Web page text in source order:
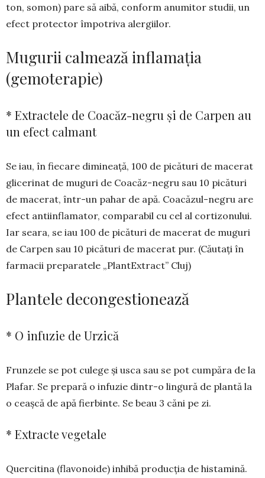
ton, somon) pare să aibă, conform anumitor studii, un
efect protector împotriva alergiilor.
Mugurii calmează inflamația
(gemoterapie)
* Extractele de Coacăz-negru și de Carpen au
un efect calmant
Se iau, în fiecare di­mineață, 100 de pică­turi de macerat
glice­rinat de muguri de Coa­căz-negru sau 10 pi­cături
de macerat, într-un pahar de apă. Coacăzul-negru are
efect anti­inflamator, comparabil cu cel al cor­tizonului.
Iar seara, se iau 100 de picături de macerat de muguri
de Carpen sau 10 picături de ma­cerat pur. (Căutați în
farmacii preparatele „PlantExtract” Cluj)
Plantele decongestionează
* O infuzie de Urzică
Frunzele se pot culege și usca sau se pot cum­păra de la
Pla­far. Se pre­pa­ră o infu­zie din­tr-o lingură de plan­tă la
o ceașcă de apă fierbinte. Se beau 3 căni pe zi.
* Extracte vegetale
Quercitina (flavonoide) in­hibă producția de histamină.